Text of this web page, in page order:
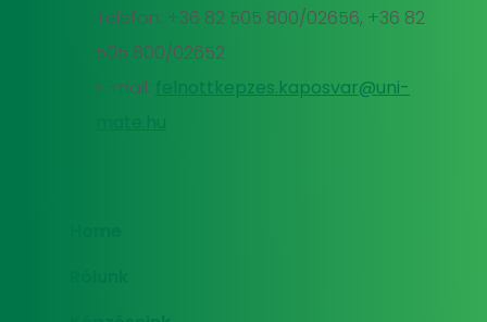
Telefon: +36 82 505 800/02656, +36 82
505 800/02652
E-mail:
felnottkepzes.kaposvar@uni-